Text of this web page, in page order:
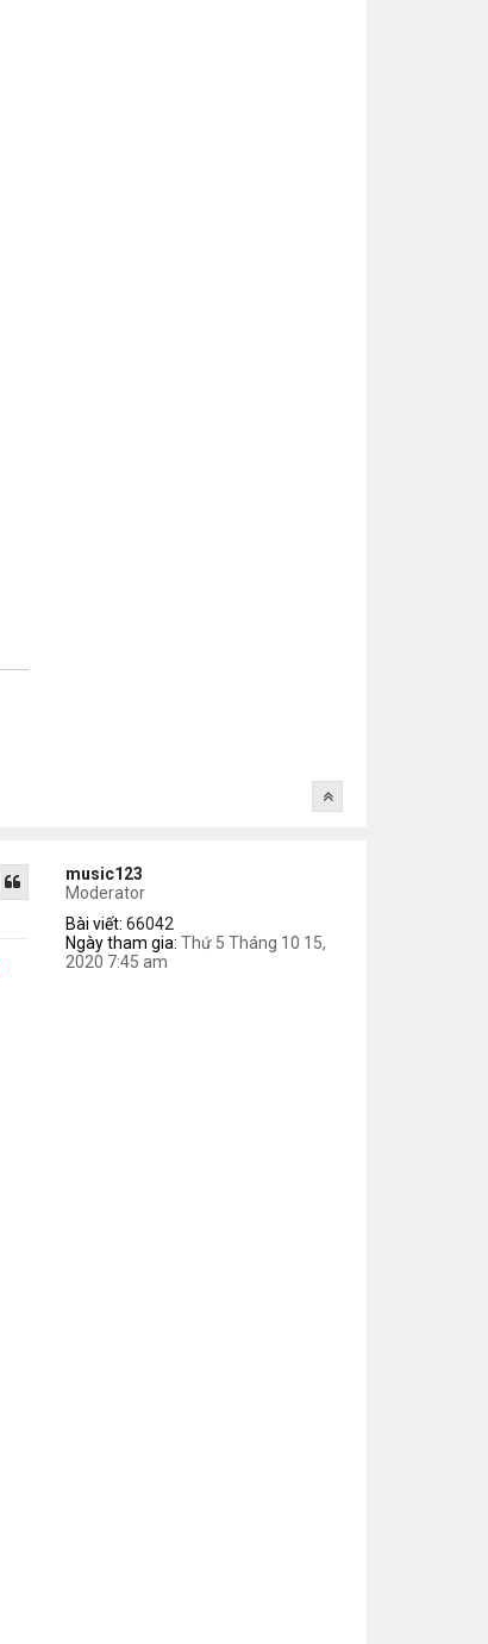
music123
Moderator
Bài viết: 66042
Ngày tham gia: Thứ 5 Tháng 10 15,
2020 7:45 am